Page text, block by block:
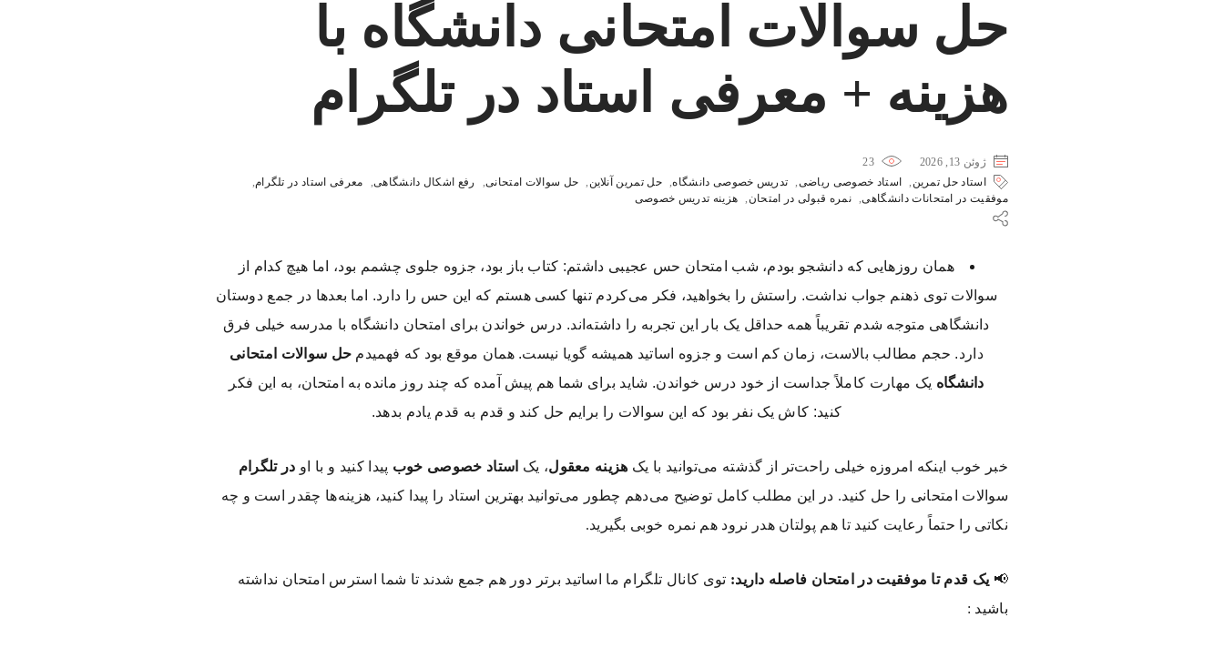
حل سوالات امتحانی دانشگاه با
هزینه + معرفی استاد در تلگرام
ژوئن 13, 2026
23
استاد حل تمرین , استاد خصوصی ریاضی, تدریس خصوصی دانشگاه, حل تمرین آنلاین , حل سوالات امتحانی, رفع اشکال دانشگاهی, معرفی استاد در تلگرام,
موفقیت در امتحانات دانشگاهی, نمره قبولی در امتحان هزینه تدریس خصوصی
همان روزهایی که دانشجو بودم، شب امتحان حس عجیبی داشتم: کتاب باز بود، جزوه جلوی چشمم بود، اما هیچ کدام از
سوالات توی ذهنم جواب نداشت. راستش را بخواهید، فکر می‌کردم تنها کسی هستم که این حس را دارد. اما بعدها در جمع دوستان
دانشگاهی متوجه شدم تقریباً همه حداقل یک بار این تجربه را داشته‌اند. درس خواندن برای امتحان دانشگاه با مدرسه خیلی فرق
دارد. حجم مطالب بالاست، زمان کم است و جزوه اساتید همیشه گویا نیست. همان موقع بود که فهمیدم حل سوالات امتحانی
دانشگاه یک مهارت کاملاً جداست از خود درس خواندن. شاید برای شما هم پیش آمده که چند روز مانده به امتحان، به این فکر
کنید: کاش یک نفر بود که این سوالات را برایم حل کند و قدم به قدم یادم بدهد.
خبر خوب اینکه امروزه خیلی راحت‌تر از گذشته می‌توانید با یک هزینه معقول، یک استاد خصوصی خوب پیدا کنید و با او در تلگرام
سوالات امتحانی را حل کنید. در این مطلب کامل توضیح می‌دهم چطور می‌توانید بهترین استاد را پیدا کنید، هزینه‌ها چقدر است و چه
نکاتی را حتماً رعایت کنید تا هم پولتان هدر نرود هم نمره خوبی بگیرید.
📢 یک قدم تا موفقیت در امتحان فاصله دارید: توی کانال تلگرام ما اساتید برتر دور هم جمع شدند تا شما استرس امتحان نداشته
باشید :